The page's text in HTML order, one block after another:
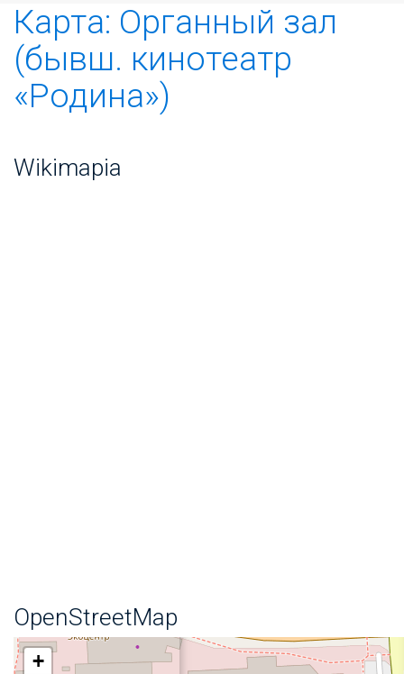
Карта: Органный зал
(бывш. кинотеатр
«Родина»)
Wikimapia
OpenStreetMap
+